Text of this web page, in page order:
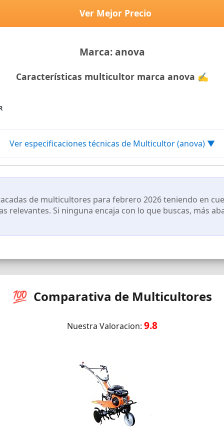
Marca: anova
Ver Mejor Precio
Características multicultor marca anova ✍
Ver especificaciones técnicas de Multicultor (anova) ▼
de multicultores para febrero 2026 teniendo en
relevantes. Si ninguna encaja con lo que buscas, más
💯 Comparativa de Multicultores
Nuestra Valoracion: 9.8